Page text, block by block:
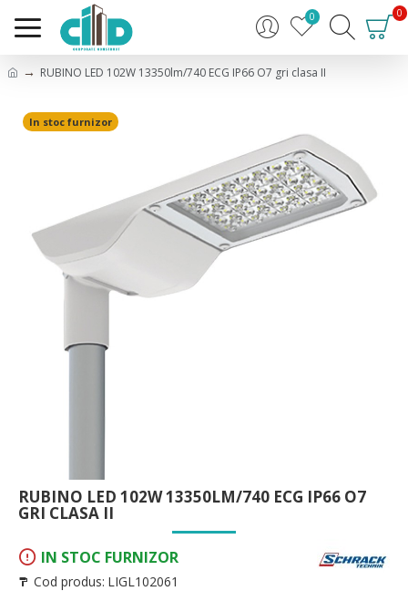
0 0
RUBINO LED 102W 13350lm/740 ECG IP66 O7 gri clasa II
In stoc furnizor
RUBINO LED 102W 13350LM/740 ECG IP66 O7
GRI CLASA II
IN STOC FURNIZOR
Cod produs: LIGL102061